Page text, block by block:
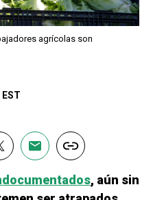
agrícolas son
, aún sin